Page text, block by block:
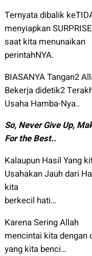
Ternyata dibalik
menyiapkan SURPRISE
saat kita menunaikan
perintahNYA.
BIASANYA Tangan2
Bekerja didetik2
Usaha Hamba-Nya..
So, Never Give Up,
For the Best..
Kalaupun Hasil Yang
Usahakan Jauh dari
kita
berkecil hati…
Karena Sering Allah
mencintai kita dengan
yang kita benci…